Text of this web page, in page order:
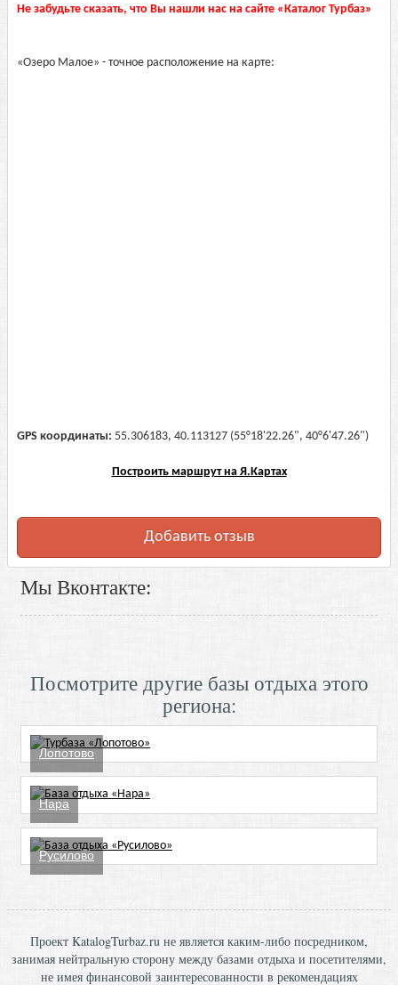
Не забудьте сказать, что Вы нашли нас на сайте «Каталог Турбаз»
«Озеро Малое» - точное расположение на карте:
GPS координаты: 55.306183, 40.113127 (55°18'22.26", 40°6'47.26")
Построить маршрут на Я.Картах
Добавить отзыв
Мы Вконтакте:
Посмотрите другие базы отдыха этого
региона:
Лопотово
Нара
Русилово
Проект KatalogTurbaz.ru не является каким-либо посредником,
занимая нейтральную сторону между базами отдыха и посетителями,
не имея финансовой заинтересованности в рекомендациях